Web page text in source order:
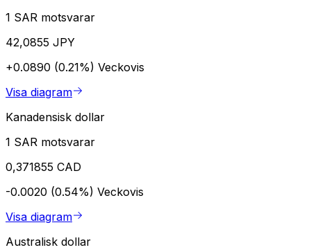
1 SAR motsvarar
42,0855 JPY
+0.0890 (0.21%) Veckovis
Visa diagram
Kanadensisk dollar
1 SAR motsvarar
0,371855 CAD
-0.0020 (0.54%) Veckovis
Visa diagram
Australisk dollar